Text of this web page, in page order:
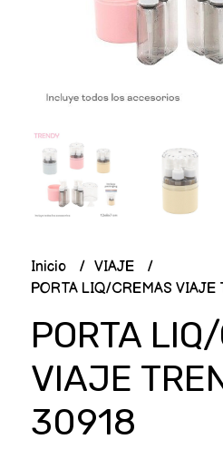
Inicio
VIAJE
PORTA LIQ/CREMAS VIAJE
PORTA
VIAJE
30918